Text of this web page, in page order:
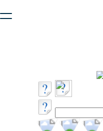
безопасную работу с